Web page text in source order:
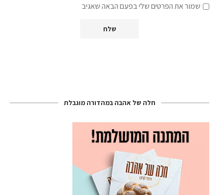
שמור את הפרטים שלי בפעם הבאה שאגיב
חלה של אהבה במהדורה מוגבלת